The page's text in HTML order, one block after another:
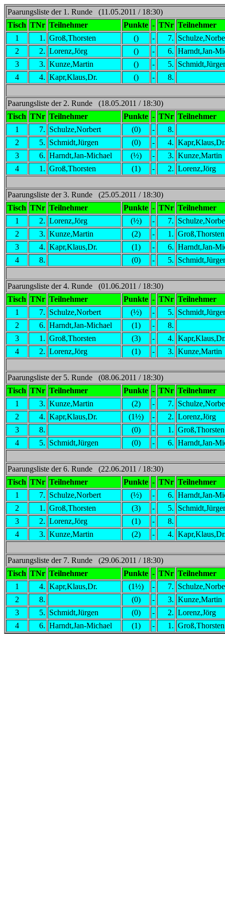
Paarungsliste der 1. Runde (11.05.2011 / 18:30)
Tisch TNr Teilnehmer Punkte - TNr Teilnehmer
1
1. Groß,Thorsten () - 7.
2
2. Lorenz,Jörg () - 6. Harndt,Jan-
3
3. Kunze,Martin () - 5.
4
4. Kapr,Klaus,Dr. () - 8.
Paarungsliste der 2. Runde (18.05.2011 / 18:30)
Tisch TNr Teilnehmer Punkte - TNr Teilnehmer
1
7. Schulze,Norbert (0) -
8.
2
5. Schmidt,Jürgen (0) - 4.
3
6. Harndt,Jan-Michael (½) - 3. Kunze,Martin
4
1. Groß,Thorsten (1) - 2. Lorenz,Jörg
Paarungsliste der 3. Runde (25.05.2011 / 18:30)
Tisch TNr Teilnehmer Punkte - TNr Teilnehmer
1
2. Lorenz,Jörg (½) - 7.
2
3. Kunze,Martin (2) - 1. Groß,Thorsten
3
4. Kapr,Klaus,Dr. (1) - 6. Harndt,Jan-
4
8. (0) - 5.
Paarungsliste der 4. Runde (01.06.2011 / 18:30)
Tisch TNr Teilnehmer Punkte - TNr Teilnehmer
1
7. Schulze,Norbert (½) - 5.
2
6. Harndt,Jan-Michael (1) -
8.
3
1. Groß,Thorsten (3) - 4.
4
2. Lorenz,Jörg (1) - 3. Kunze,Martin
Paarungsliste der 5. Runde (08.06.2011 / 18:30)
Tisch TNr Teilnehmer Punkte - TNr Teilnehmer
1
3. Kunze,Martin (2) - 7.
2
4. Kapr,Klaus,Dr. (1½) - 2. Lorenz,Jörg
3
8. (0) - 1. Groß,Thorsten
4
5. Schmidt,Jürgen (0) - 6. Harndt,Jan-
Paarungsliste der 6. Runde (22.06.2011 / 18:30)
Tisch TNr Teilnehmer Punkte - TNr Teilnehmer
1
7. Schulze,Norbert (½) - 6. Harndt,Jan-
2
1. Groß,Thorsten (3) - 5.
3
2. Lorenz,Jörg (1) -
8.
4
3. Kunze,Martin (2) - 4.
Paarungsliste der 7. Runde (29.06.2011 / 18:30)
Tisch TNr Teilnehmer Punkte - TNr Teilnehmer
1
4. Kapr,Klaus,Dr. (1½) - 7.
2
8. (0) - 3. Kunze,Martin
3
5. Schmidt,Jürgen (0) - 2. Lorenz,Jörg
4
6. Harndt,Jan-Michael (1) - 1. Groß,Thorsten